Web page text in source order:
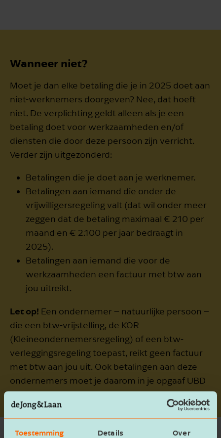
Toestemming Details Over
Wanneer niet?
Moet je dan elke betaling die je in 2025 doet aan
niet-werknemers doorgeven? Nee, dat hoeft
niet. De verplichting geldt alleen als je een
betaling doet voor werkzaamheden en/of
diensten die door deze persoon zijn verricht.
Verder zijn uitgezonderd:
Betalingen die je doet aan je werknemer.
Betalingen aan iemand die onder de
vrijwilligersregeling valt (dat wil onder meer
zeggen dat de betaling maximaal € 210 per
maand en € 2.100 per jaar bedraagt in
2025).
Betalingen aan iemand die voor de
werkzaamheden een factuur met btw aan
jou uitreikt.
Let op! Een ondernemer – natuurlijke persoon –
die een btw-vrijstelling, de KOR
(Kleineondernemersregeling) of een btw-
verleggingsregeling toepast, reikt geen factuur
met btw aan jou uit. Ook betalingen aan deze
ondernemers moet je daarom in je opgaaf UBD
meenemen.